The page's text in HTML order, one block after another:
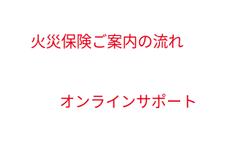
火災保険ご案内の流れ
オンラインサポート